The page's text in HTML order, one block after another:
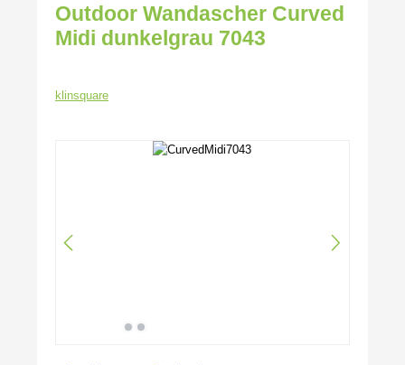
Outdoor Wandascher Curved
Midi dunkelgrau 7043
klinsquare
Bildergalerie überspringen